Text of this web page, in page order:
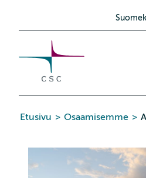
Etusivu > Osaamisemme >